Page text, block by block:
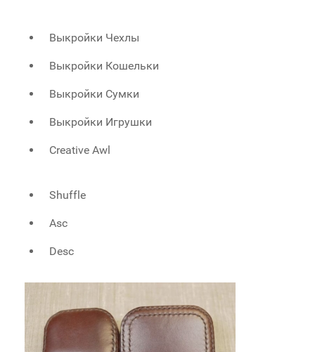
Выкройки Чехлы
Выкройки Кошельки
Выкройки Сумки
Выкройки Игрушки
Creative Awl
Shuffle
Asc
Desc